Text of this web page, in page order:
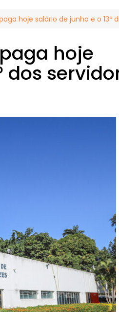
hoje salário de junho e o 13º
hoje
dos